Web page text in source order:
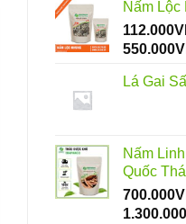
Nấm Lộc
112.000
550.000
Lá Gai
Nấm
Quốc
700.000
1.300.000